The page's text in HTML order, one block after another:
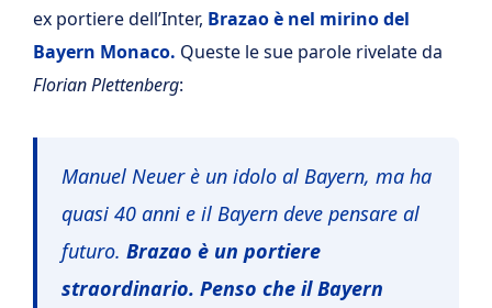
ex portiere dell’Inter, Brazao è nel mirino del
Bayern Monaco. Queste le sue parole rivelate da
Florian Plettenberg:
Manuel Neuer è un idolo al Bayern, ma ha
quasi 40 anni e il Bayern deve pensare al
futuro. Brazao è un portiere
straordinario. Penso che il Bayern